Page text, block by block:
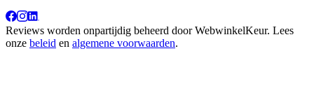
Reviews worden onpartijdig beheerd doorWebwinkelKeur. Lees
onze beleid en algemene voorwaarden.